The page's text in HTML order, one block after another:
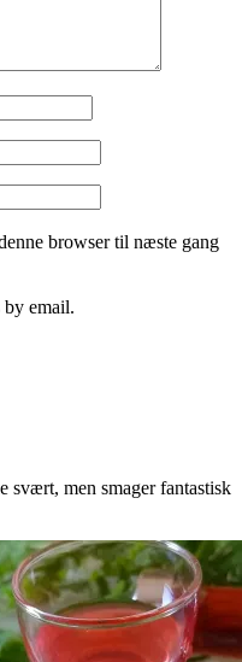
browser til næste gang
email.
svært, men smager fantastisk